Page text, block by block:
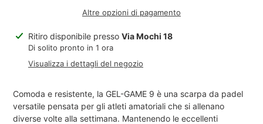
Altre opzioni di pagamento
Inserimento
prodotto
Ritiro disponibile presso Via Mochi 18
Di solito pronto in 1 ora
Visualizza i dettagli del negozio
Comoda e resistente, la GEL-GAME 9 è una scarpa da padel
versatile pensata per gli atleti amatoriali che si allenano
diverse volte alla settimana. Mantenendo le eccellenti